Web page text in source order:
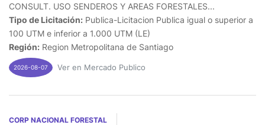
CONSULT. USO SENDEROS Y AREAS FORESTALES...
Tipo de Licitación: Publica-Licitacion Publica igual o superior a
100 UTM e inferior a 1.000 UTM (LE)
Región: Region Metropolitana de Santiago
2026-08-07 Ver en Mercado Publico
CORP NACIONAL FORESTAL